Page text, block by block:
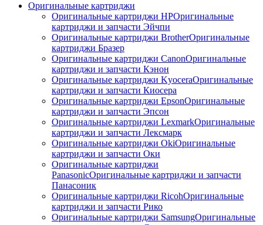
Оригинальные картриджи
Оригинальные картриджи HPОригинальные
картриджи и запчасти Эйчпи
Оригинальные картриджи BrotherОригинальные
картриджи Бразер
Оригинальные картриджи CanonОригинальные
картриджи и запчасти Кэнон
Оригинальные картриджи KyoceraОригинальные
картриджи и запчасти Киосера
Оригинальные картриджи EpsonОригинальные
картриджи и запчасти Эпсон
Оригинальные картриджи LexmarkОригинальные
картриджи и запчасти Лексмарк
Оригинальные картриджи ОkiОригинальные
картриджи и запчасти Оки
Оригинальные картриджи
PanasonicОригинальные картриджи и запчасти
Панасоник
Оригинальные картриджи RicohОригинальные
картриджи и запчасти Рико
Оригинальные картриджи SamsungОригинальные